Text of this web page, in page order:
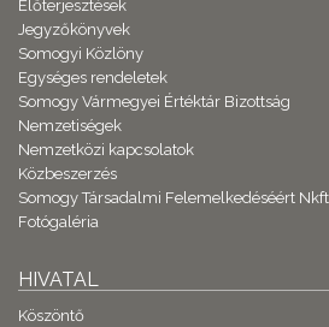
Előterjesztések
Jegyzőkönyvek
Somogyi Közlöny
Egységes rendeletek
Somogy Vármegyei Értéktár Bizottság
Nemzetiségek
Nemzetközi kapcsolatok
Közbeszerzés
Somogy Társadalmi Felemelkedéséért
Fotógaléria
HIVATAL
Köszöntő